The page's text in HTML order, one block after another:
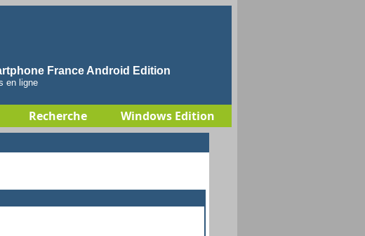
France Android Edition
en ligne
Recherche Windows Edition